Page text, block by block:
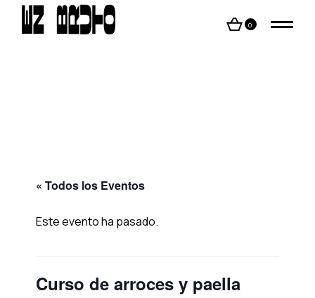
content
0
« Todos los Eventos
Este evento ha pasado.
Curso de arroces y paella